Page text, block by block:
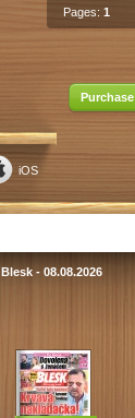
iOS
Pages: 1
Purchase
Blesk - 08.08.2026